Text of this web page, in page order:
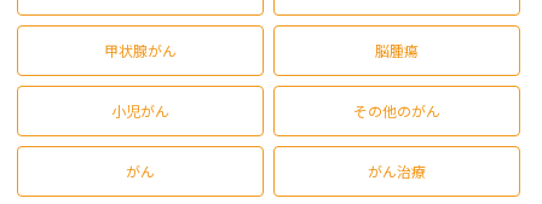
甲状腺がん 脳腫瘍
小児がん その他のがん
がん がん治療